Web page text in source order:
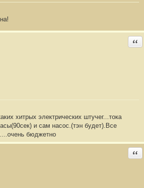
хитрых электрических штучег...тока
и сам насос.(тэн будет).Все
бюджетно